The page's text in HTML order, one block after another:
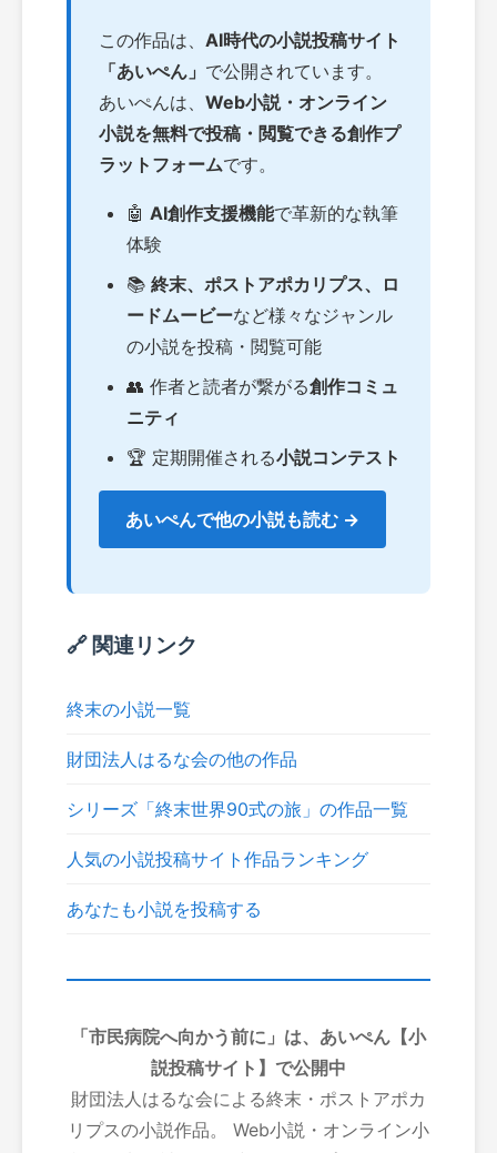
この作品は、 AI時代の小説投稿サイト
「あいぺん」 で公開されています。
あいぺんは、 Web小説・オンライン
小説を無料で投稿・閲覧できる創作プ
ラットフォームです。
🤖 AI創作支援機能で革新的な執筆
体験
📚 終末、ポストアポカリプス、ロ
ードムービーなど様々なジャンル
の小説を投稿・閲覧可能
👥 作者と読者が繋がる創作コミュ
ニティ
🏆 定期開催される小説コンテスト
あいぺんで他の小説も読む →
🔗 関連リンク
終末の小説一覧
財団法人はるな会の他の作品
シリーズ「終末世界90式の旅」の作品一覧
人気の小説投稿サイト作品ランキング
あなたも小説を投稿する
「市民病院へ向かう前に」は、あいぺん【小
説投稿サイト】で公開中
財団法人はるな会による終末・ポストアポカ
リプスの小説作品。 Web小説・オンライン小